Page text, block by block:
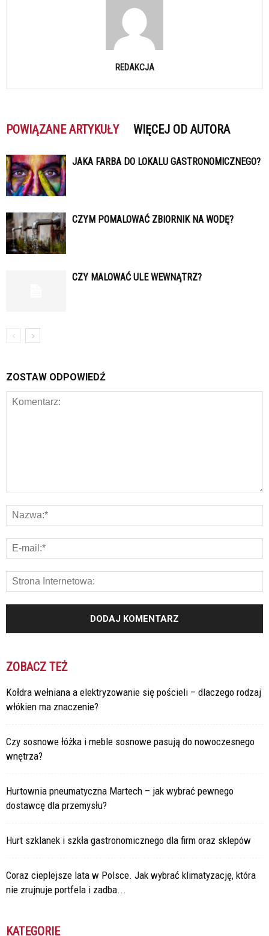
REDAKCJA
POWIĄZANE ARTYKUŁY WIĘCEJ OD AUTORA
JAKA FARBA DO LOKALU GASTRONOMICZNEGO?
CZYM POMALOWAĆ ZBIORNIK NA WODĘ?
CZY MALOWAĆ ULE WEWNĄTRZ?
ZOSTAW ODPOWIEDŹ
ZOBACZ TEŻ
Kołdra wełniana a elektryzowanie się pościeli – dlaczego rodzaj
włókien ma znaczenie?
Czy sosnowe łóżka i meble sosnowe pasują do nowoczesnego
wnętrza?
Hurtownia pneumatyczna Martech – jak wybrać pewnego
dostawcę dla przemysłu?
Hurt szklanek i szkła gastronomicznego dla firm oraz sklepów
Coraz cieplejsze lata w Polsce. Jak wybrać klimatyzację, która
nie zrujnuje portfela i zadba...
KATEGORIE